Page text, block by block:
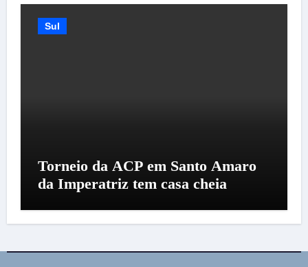
Sul
Torneio da ACP em Santo Amaro
da Imperatriz tem casa cheia